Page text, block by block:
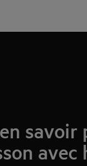
savoir
avec